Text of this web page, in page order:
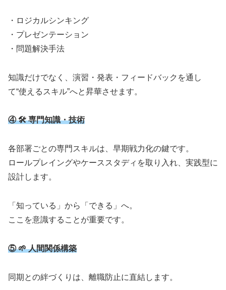
・ロジカルシンキング
・プレゼンテーション
・問題解決手法
知識だけでなく、演習・発表・フィードバックを通し
て“使えるスキル”へと昇華させます。
④ 🛠 専門知識・技術
各部署ごとの専門スキルは、早期戦力化の鍵です。
ロールプレイングやケーススタディを取り入れ、実践型に
設計します。
「知っている」から「できる」へ。
ここを意識することが重要です。
⑤ 🌱 人間関係構築
同期との絆づくりは、離職防止に直結します。